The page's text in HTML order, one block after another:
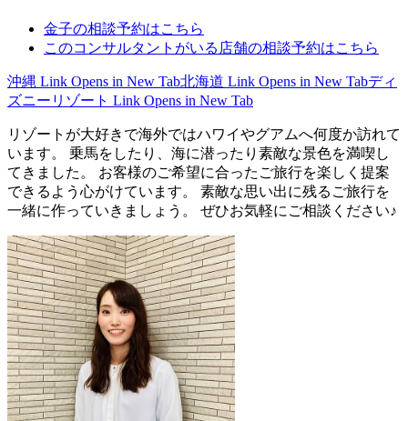
金子の相談予約はこちら
このコンサルタントがいる店舗の相談予約はこちら
沖縄 Link Opens in New Tab北海道 Link Opens in New Tabディ
ズニーリゾート Link Opens in New Tab
リゾートが大好きで海外ではハワイやグアムへ何度か訪れて
います。 乗馬をしたり、海に潜ったり素敵な景色を満喫し
てきました。 お客様のご希望に合ったご旅行を楽しく提案
できるよう心がけています。 素敵な思い出に残るご旅行を
一緒に作っていきましょう。 ぜひお気軽にご相談ください♪